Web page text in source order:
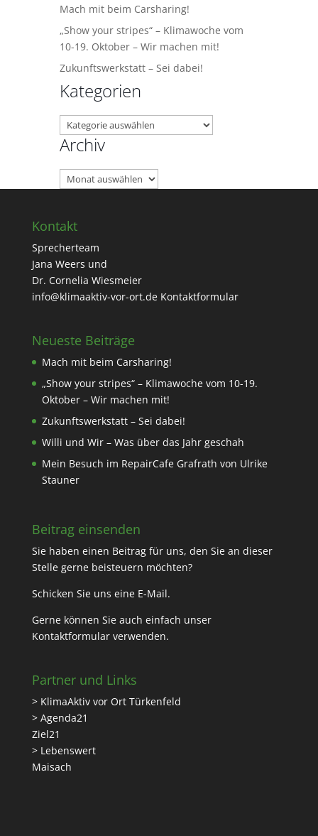
Mach mit beim Carsharing!
„Show your stripes“ – Klimawoche vom
10-19. Oktober – Wir machen mit!
Zukunftswerkstatt – Sei dabei!
Kategorien
Kategorien
Archiv
Archiv
Kontakt
Sprecherteam
Jana Weers und
Dr. Cornelia Wiesmeier
info@klimaaktiv-vor-ort.de Kontaktformular
Neueste Beiträge
Mach mit beim Carsharing!
„Show your stripes“ – Klimawoche vom 10-19.
Oktober – Wir machen mit!
Zukunftswerkstatt – Sei dabei!
Willi und Wir – Was über das Jahr geschah
Mein Besuch im RepairCafe Grafrath von Ulrike
Stauner
Beitrag einsenden
Sie haben einen Beitrag für uns, den Sie an dieser
Stelle gerne beisteuern möchten?
Schicken Sie uns eine E-Mail.
Gerne können Sie auch einfach unser
Kontaktformularverwenden.
Partner und Links
> KlimaAktiv vor Ort Türkenfeld
> Agenda21
Ziel21
> Lebenswert
Maisach